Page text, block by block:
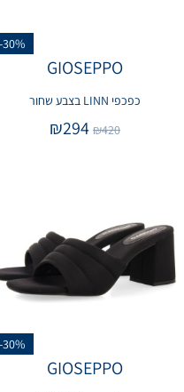
-30%
GIOSEPPO
כפכפי LINN בצבע שחור
₪420
₪294
-30%
GIOSEPPO